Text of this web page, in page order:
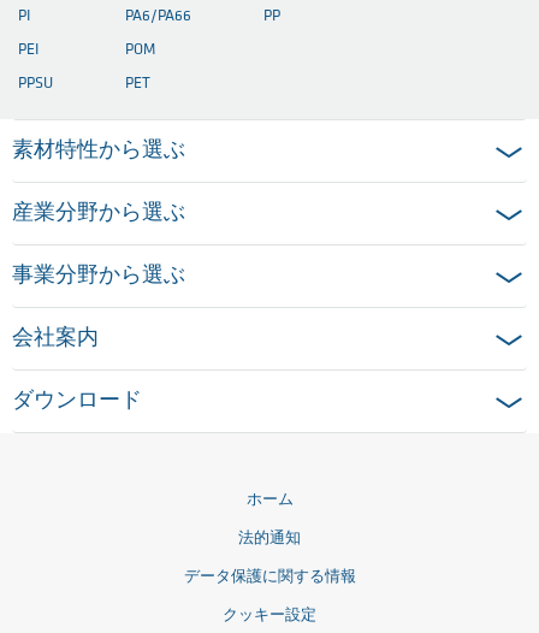
PI
PEI
PPSU
PA6/PA66
POM
PET
PP
素材特性から選ぶ
産業分野から選ぶ
事業分野から選ぶ
会社案内
ダウンロード
ホーム
法的通知
データ保護に関する情報
クッキー設定